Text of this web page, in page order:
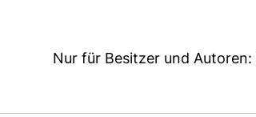
Nur für Besitzer und Autoren: